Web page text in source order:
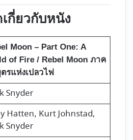
กี่ยวกับหนัง
Moon – Part One: A
of Fire / Rebel Moon ภาค
รแห่งเปลวไฟ
Snyder
Hatten, Kurt Johnstad,
Snyder